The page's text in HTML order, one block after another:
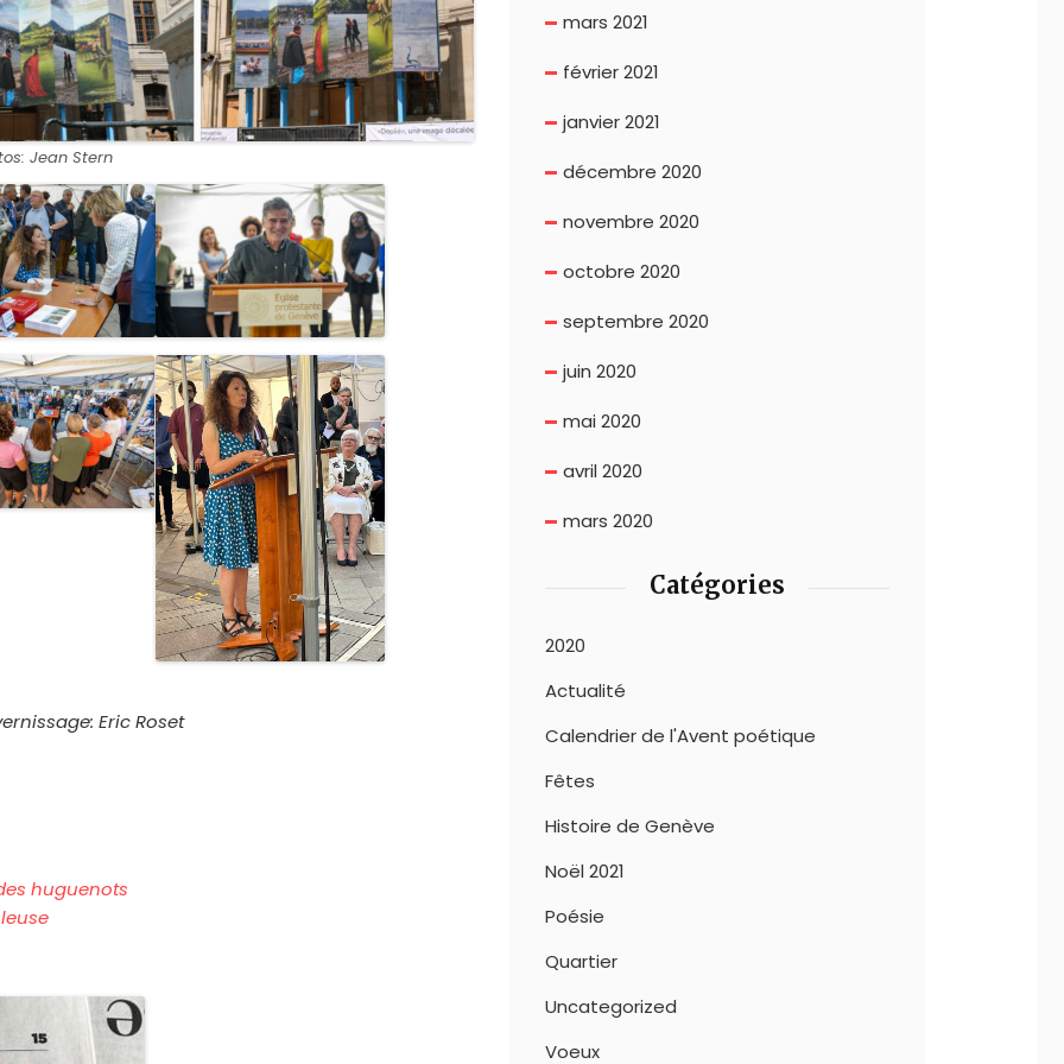
Jean Stern
Eric Roset
huguenots
mars 2021
février 2021
janvier 2021
décembre 2020
novembre 2020
octobre 2020
septembre 2020
juin 2020
mai 2020
avril 2020
mars 2020
Catégories
2020
Actualité
Calendrier de l'Avent poétique
Fêtes
Histoire de Genève
Noël 2021
Poésie
Quartier
Uncategorized
Voeux